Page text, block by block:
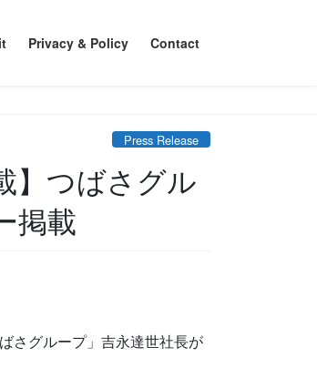
Privacy & Policy Contact
Press Release
掲載
さグループ」吉永達世社長が